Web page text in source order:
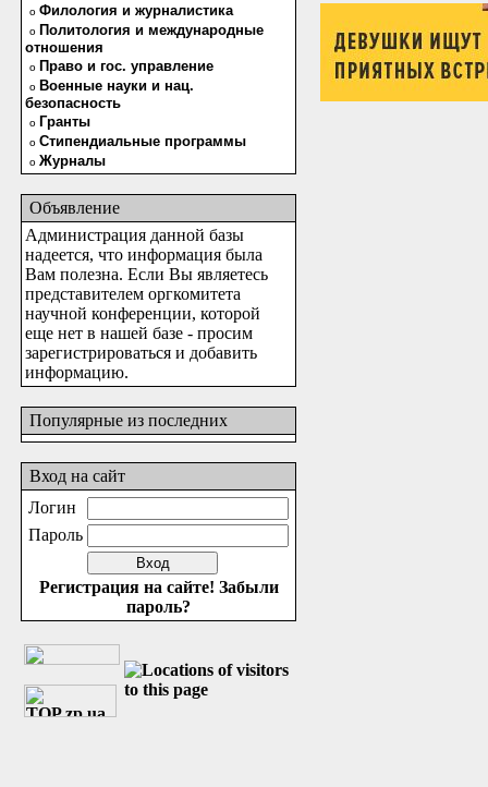
o Филология и журналистика
o Политология и международные
отношения
o Право и гос. управление
o Военные науки и нац.
безопасность
o Гранты
o Стипендиальные программы
o Журналы
Объявление
Администрация данной базы
надеется, что информация была
Вам полезна. Если Вы являетесь
представителем оргкомитета
научной конференции, которой
еще нет в нашей базе - просим
зарегистрироваться и добавить
информацию.
Популярные из последних
Вход на сайт
Логин
Пароль
Регистрация на сайте! Забыли
пароль?